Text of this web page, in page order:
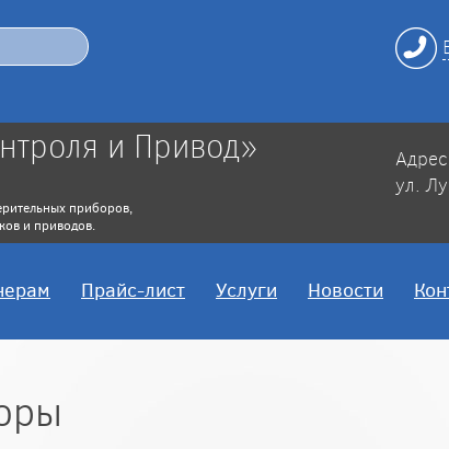
и Привод»
приборов,
и приводов.
ул.
Прайс-лист Услуги Новости